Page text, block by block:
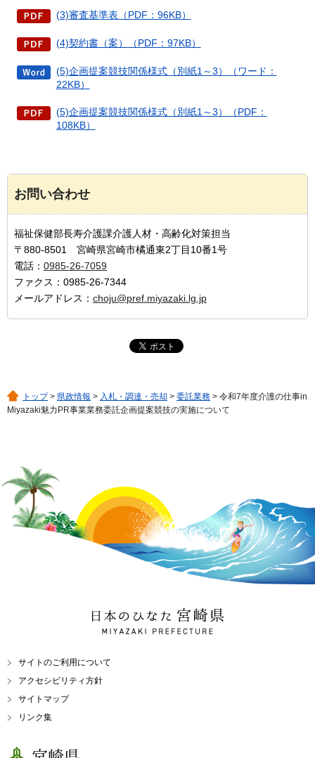
(3)審査基準表（PDF：96KB）
(4)契約書（案）（PDF：97KB）
(5)企画提案競技関係様式（別紙1～3）（ワード：
22KB）
(5)企画提案競技関係様式（別紙1～3）（PDF：
108KB）
お問い合わせ
福祉保健部長寿介護課介護人材・高齢化対策担当
〒880-8501 宮崎県宮崎市橘通東2丁目10番1号
電話： 0985-26-7059
ファクス：0985-26-7344
メールアドレス： choju@pref.miyazaki.lg.jp
トップ> 県政情報 > 入札・調達・売却 > 委託業務 > 令和7年度介護の仕事in
Miyazaki魅力PR事業業務委託企画提案競技の実施について
日本のひなた 宮崎県
MIYAZAKI PREFECTURE
サイトのご利用について
アクセシビリティ方針
サイトマップ
リンク集
宮崎県